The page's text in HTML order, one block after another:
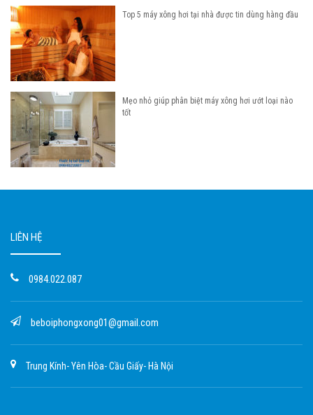
Top 5 máy xông hơi tại nhà được tin dùng hàng đầu
Mẹo nhỏ giúp phân biệt máy xông hơi ướt loại nào
tốt
LIÊN HỆ
0984.022.087
beboiphongxong01@gmail.com
Trung Kính- Yên Hòa- Cầu Giấy- Hà Nội